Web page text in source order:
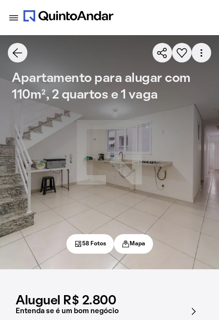
Aluguel R$ 2.800
Entenda se é um bom negócio
Apartamento para alugar com
110m², 2 quartos e 1 vaga
58 Fotos Mapa